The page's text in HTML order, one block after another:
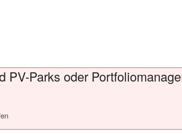
PV-Parks oder